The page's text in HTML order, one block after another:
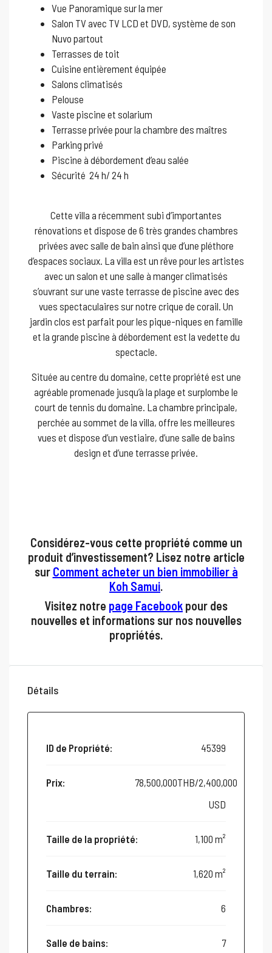
Vue Panoramique sur la mer
Salon TV avec TV LCD et DVD, système de son
Nuvo partout
Terrasses de toit
Cuisine entièrement équipée
Salons climatisés
Pelouse
Vaste piscine et solarium
Terrasse privée pour la chambre des maîtres
Parking privé
Piscine à débordement d’eau salée
Sécurité 24 h/ 24 h
Cette villa a récemment subi d’importantes
rénovations et dispose de 6 très grandes chambres
privées avec salle de bain ainsi que d’une pléthore
d’espaces sociaux. La villa est un rêve pour les artistes
avec un salon et une salle à manger climatisés
s’ouvrant sur une vaste terrasse de piscine avec des
vues spectaculaires sur notre crique de corail. Un
jardin clos est parfait pour les pique-niques en famille
et la grande piscine à débordement est la vedette du
spectacle.
Située au centre du domaine, cette propriété est une
agréable promenade jusqu’à la plage et surplombe le
court de tennis du domaine. La chambre principale,
perchée au sommet de la villa, offre les meilleures
vues et dispose d’un vestiaire, d’une salle de bains
design et d’une terrasse privée.
Considérez-vous cette propriété comme un
produit d’investissement? Lisez notre article
sur Comment acheter un bien immobilier à
Koh Samui.
Visitez notre page Facebook pour des
nouvelles et informations sur nos nouvelles
propriétés.
Détails
ID de Propriété: 45399
Prix:
78,500,000THB/2,400,000
USD
Taille de la propriété: 1,100 m²
Taille du terrain: 1,620 m²
Chambres: 6
Salle de bains: 7